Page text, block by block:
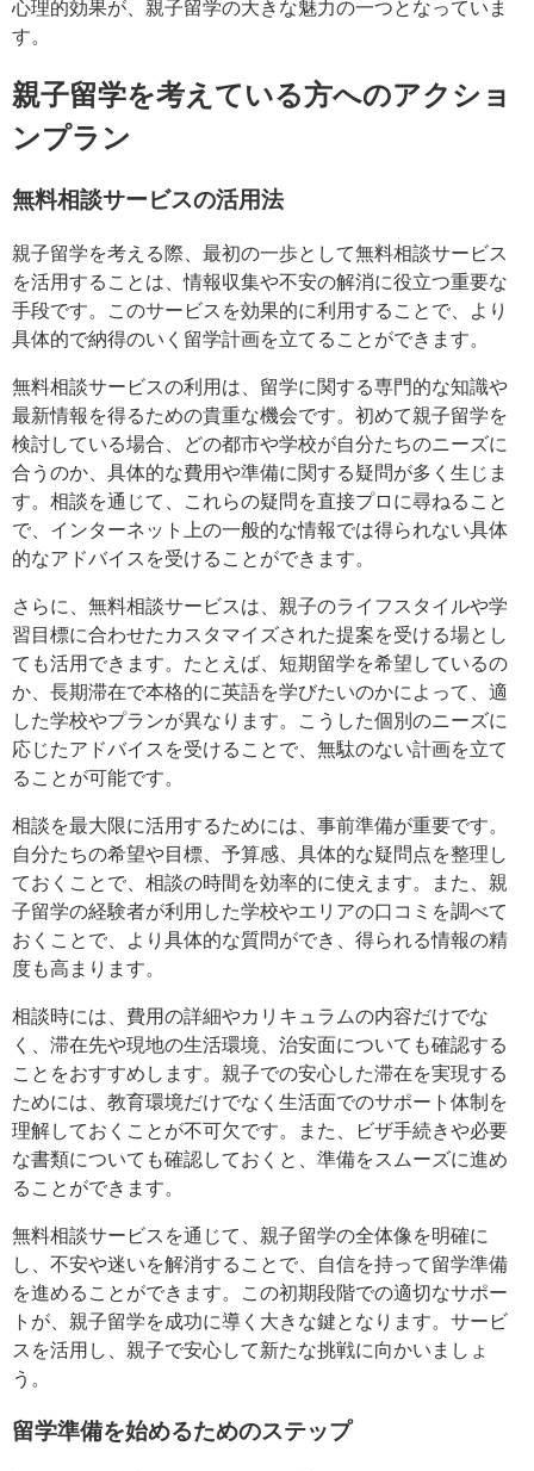
心理的効果が、親子留学の大きな魅力の一つとなっていま
す。
親子留学を考えている方へのアクショ
ンプラン
無料相談サービスの活用法
親子留学を考える際、最初の一歩として無料相談サービス
を活用することは、情報収集や不安の解消に役立つ重要な
手段です。このサービスを効果的に利用することで、より
具体的で納得のいく留学計画を立てることができます。
無料相談サービスの利用は、留学に関する専門的な知識や
最新情報を得るための貴重な機会です。初めて親子留学を
検討している場合、どの都市や学校が自分たちのニーズに
合うのか、具体的な費用や準備に関する疑問が多く生じま
す。相談を通じて、これらの疑問を直接プロに尋ねること
で、インターネット上の一般的な情報では得られない具体
的なアドバイスを受けることができます。
さらに、無料相談サービスは、親子のライフスタイルや学
習目標に合わせたカスタマイズされた提案を受ける場とし
ても活用できます。たとえば、短期留学を希望しているの
か、長期滞在で本格的に英語を学びたいのかによって、適
した学校やプランが異なります。こうした個別のニーズに
応じたアドバイスを受けることで、無駄のない計画を立て
ることが可能です。
相談を最大限に活用するためには、事前準備が重要です。
自分たちの希望や目標、予算感、具体的な疑問点を整理し
ておくことで、相談の時間を効率的に使えます。また、親
子留学の経験者が利用した学校やエリアの口コミを調べて
おくことで、より具体的な質問ができ、得られる情報の精
度も高まります。
相談時には、費用の詳細やカリキュラムの内容だけでな
く、滞在先や現地の生活環境、治安面についても確認する
ことをおすすめします。親子での安心した滞在を実現する
ためには、教育環境だけでなく生活面でのサポート体制を
理解しておくことが不可欠です。また、ビザ手続きや必要
な書類についても確認しておくと、準備をスムーズに進め
ることができます。
無料相談サービスを通じて、親子留学の全体像を明確に
し、不安や迷いを解消することで、自信を持って留学準備
を進めることができます。この初期段階での適切なサポー
トが、親子留学を成功に導く大きな鍵となります。サービ
スを活用し、親子で安心して新たな挑戦に向かいましょ
う。
留学準備を始めるためのステップ